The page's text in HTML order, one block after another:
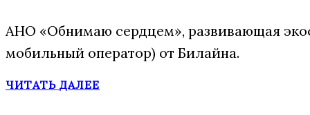
АНО «Обнимаю сердцем», развивающая
мобильный оператор) от Билайна.
ЧИТАТЬ ДАЛЕЕ